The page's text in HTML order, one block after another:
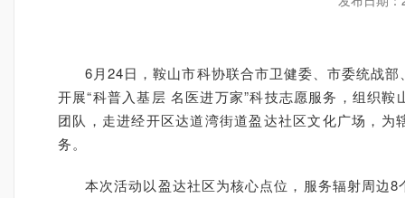
6月24日，鞍山市科协联合市卫健委、市委统战
开展“科普入基层 名医进万家”科技志愿服务，组织
团队，走进经开区达道湾街道盈达社区文化广场，
务。
本次活动以盈达社区为核心点位，服务辐射周边